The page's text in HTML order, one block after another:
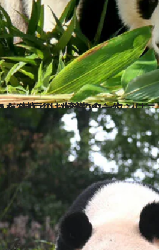
タンタンはニンジンを抱いて…」多くの人に愛された“神戸のお嬢様”の一生
タイル